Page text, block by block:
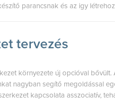
parancsnak és az igy
tervezés
környezete új opcióval
nagyban segítő megoldással
kapcsolata asszociatív,